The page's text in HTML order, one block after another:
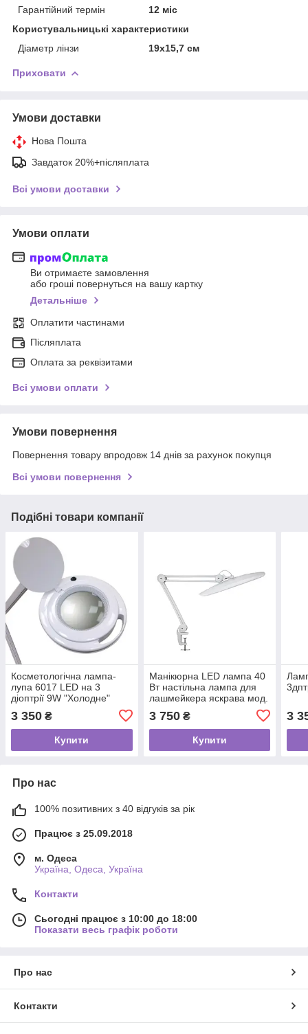
Гарантійний термін
12 міс
Користувальницькі характеристики
Діаметр лінзи
19х15,7 см
Приховати
Умови доставки
Нова Пошта
Завдаток 20%+післяплата
Всі умови доставки
Умови оплати
Ви отримаєте замовлення
або гроші повернуться на вашу картку
Детальніше
Оплатити частинами
Післяплата
Оплата за реквізитами
Всі умови оплати
Умови повернення
Повернення товару впродовж 14 днів за рахунок покупця
Всі умови повернення
Подібні товари компанії
Косметологічна лампа-
лупа 6017 LED на 3
діоптрії 9W "Холодне"
3 350 ₴
Купити
Манікюрна LED лампа 40
Вт настільна лампа для
лашмейкера яскрава мод.
LED-1 DS, регулювання
яскравості
3 750₴
Купити
3
Про нас
100% позитивних з 40 відгуків за рік
Працює з 25.09.2018
м. Одеса
Україна, Одеса, Україна
Контакти
Сьогодні працює з 10:00 до 18:00
Показати весь графік роботи
Про нас
Контакти